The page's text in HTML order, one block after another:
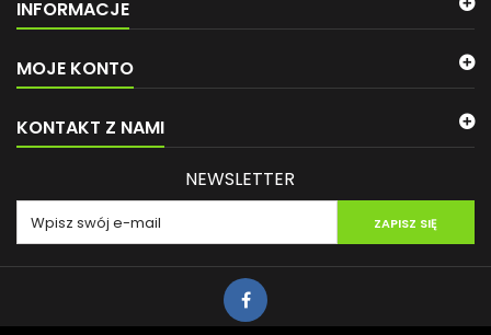
INFORMACJE
MOJE KONTO
KONTAKT Z NAMI
NEWSLETTER
ZAPISZ SIĘ